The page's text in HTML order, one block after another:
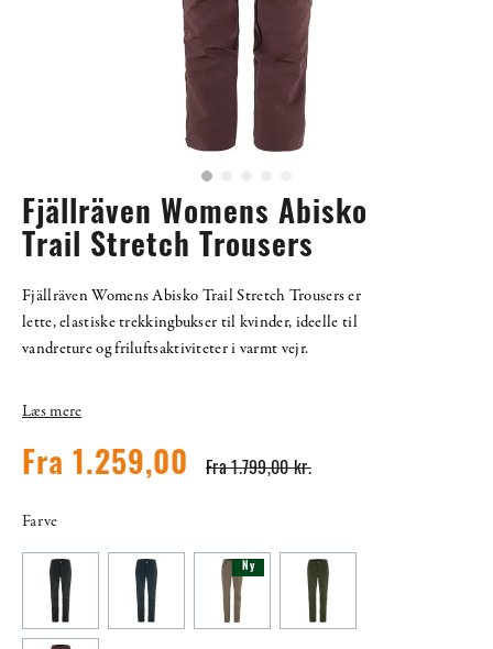
Fjällräven Womens Abisko
Trail Stretch Trousers
Fjällräven Womens Abisko Trail Stretch Trousers er
lette, elastiske trekkingbukser til kvinder, ideelle til
vandreture og friluftsaktiviteter i varmt vejr.
Læs mere
Fra 1.799,00 kr.
Fra 1.259,00
Farve
Ny